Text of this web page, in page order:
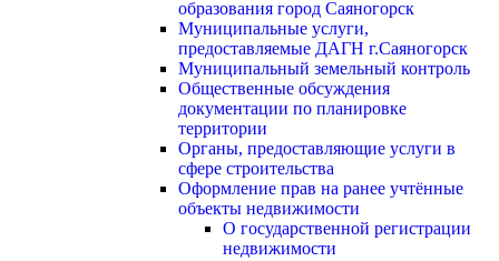
образования город Саяногорск
Муниципальные услуги,
предоставляемые ДАГН г.Саяногорск
Муниципальный земельный контроль
Общественные обсуждения
документации по планировке
территории
Органы, предоставляющие услуги в
сфере строительства
Оформление прав на ранее учтённые
объекты недвижимости
О государственной регистрации
недвижимости